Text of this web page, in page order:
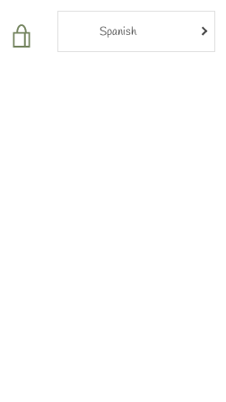
Spanish